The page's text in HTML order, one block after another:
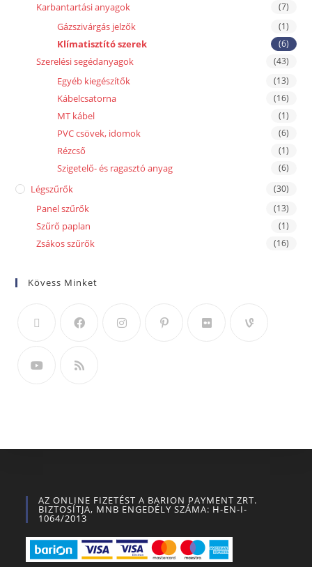
Karbantartási anyagok (7)
Gázszivárgás jelzők (1)
Klímatisztító szerek (6)
Szerelési segédanyagok (43)
Egyéb kiegészítők (13)
Kábelcsatorna (16)
MT kábel (1)
PVC csövek, idomok (6)
Rézcső (1)
Szigetelő- és ragasztó anyag (6)
Légszűrők (30)
Panel szűrők (13)
Szűrő paplan (1)
Zsákos szűrők (16)
Kövess Minket
AZ ONLINE FIZETÉST A BARION PAYMENT ZRT.
BIZTOSÍTJA, MNB ENGEDÉLY SZÁMA: H-EN-I-
1064/2013